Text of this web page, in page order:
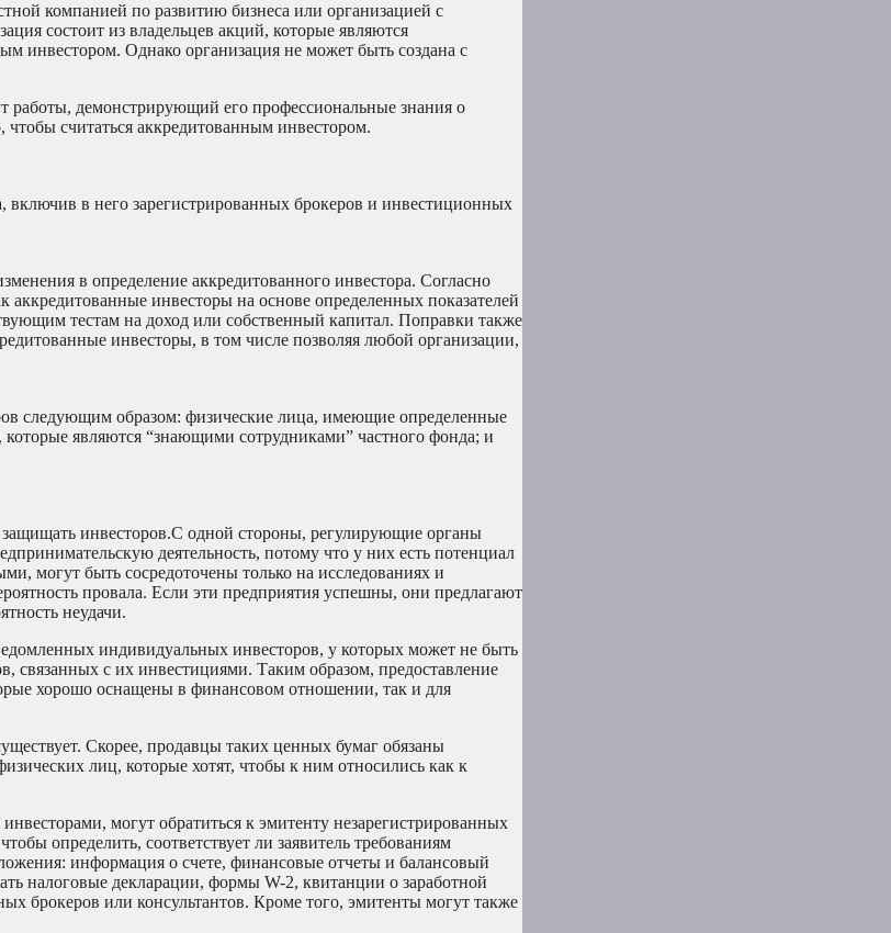
компанией по развитию бизнеса или организацией с
состоит из владельцев акций, которые являются
инвестором. Однако организация не может быть создана с
работы, демонстрирующий его профессиональные знания о
считаться аккредитованным инвестором.
в него зарегистрированных брокеров и инвестиционных
в определение аккредитованного инвестора. Согласно
инвесторы на основе определенных показателей
тестам на доход или собственный капитал. Поправки также
инвесторы, в том числе позволяя любой организации,
следующим образом: физические лица, имеющие определенные
являются “знающими сотрудниками” частного фонда; и
инвесторов.С одной стороны, регулирующие органы
деятельность, потому что у них есть потенциал
могут быть сосредоточены только на исследованиях и
провала. Если эти предприятия успешны, они предлагают
неудачи.
индивидуальных инвесторов, у которых может не быть
с их инвестициями. Таким образом, предоставление
хорошо оснащены в финансовом отношении, так и для
Скорее, продавцы таких ценных бумаг обязаны
лиц, которые хотят, чтобы к ним относились как к
могут обратиться к эмитенту незарегистрированных
определить, соответствует ли заявитель требованиям
информация о счете, финансовые отчеты и балансовый
налоговые декларации, формы W-2, квитанции о заработной
брокеров или консультантов. Кроме того, эмитенты могут также